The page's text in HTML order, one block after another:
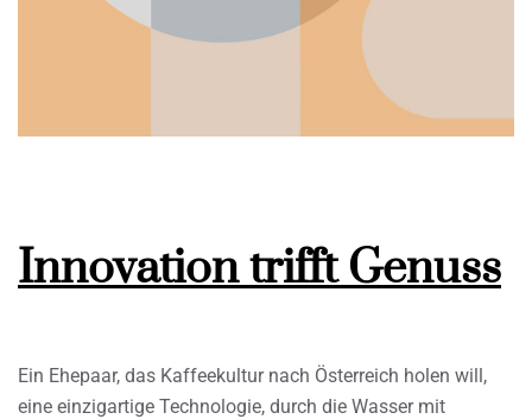
Innovation trifft Genuss
Ein Ehepaar, das Kaffeekultur nach Österreich holen will,
eine einzigartige Technologie, durch die Wasser mit